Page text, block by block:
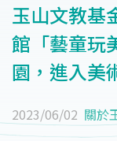
玉山文教基
館「藝童玩
園，進入美
2023/06/02 關於